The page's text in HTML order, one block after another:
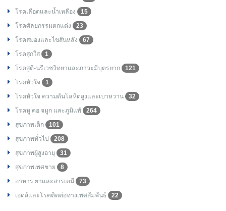
โรคเลือดและน้ำเหลือง
15
โรคศัลยกรรมตกแต่ง
23
โรคสมองและไขสันหลัง
67
โรคสุกใส
1
โรคสูติ-นรีเวชวิทยาและภาวะมีบุตรยาก
121
โรคหัวใจ
1
โรคหัวใจ ความดันโลหิตสูงและเบาหวาน
32
โรคหู คอ จมูก และภูมิแพ้
264
สุขภาพเด็ก
101
สุขภาพทั่วไป
208
สุขภาพผู้สูงอายุ
31
สุขภาพเพศชาย
8
อาหาร ยาและสารเคมี
73
เอดส์และโรคติดต่อทางเพศสัมพันธ์
22